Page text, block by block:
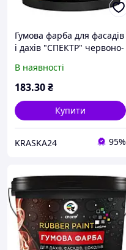
Гумова фарба для фасадів
і дахів "СПЕКТР" червоно-
В наявності
183.30₴
Купити
KRASKA24 95%